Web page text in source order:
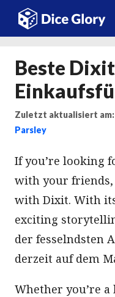
Zum
Inhalt
Beste
Zuletzt aktualisiert am:
Parsley
If you’re looking
with your friends,
with Dixit. With
exciting
der fesselndsten
derzeit auf dem
Whether you’re